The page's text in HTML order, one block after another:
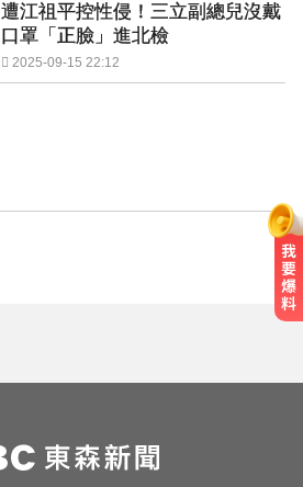
遭江祖平控性侵！三立副總兒沒戴
口罩「正臉」進北檢
2025-09-15 22:12